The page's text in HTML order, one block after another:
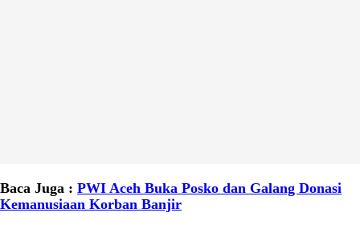
Baca Juga : PWI Aceh Buka Posko dan Galang Donasi
Kemanusiaan Korban Banjir